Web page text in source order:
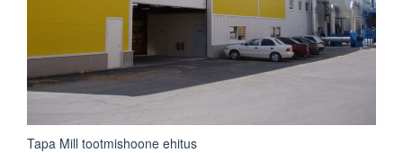
Tapa Mill tootmishoone ehitus